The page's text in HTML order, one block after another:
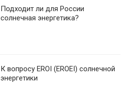
Подходит ли для России
солнечная энергетика?
К вопросу EROI (EROEI) солнечной
энергетики